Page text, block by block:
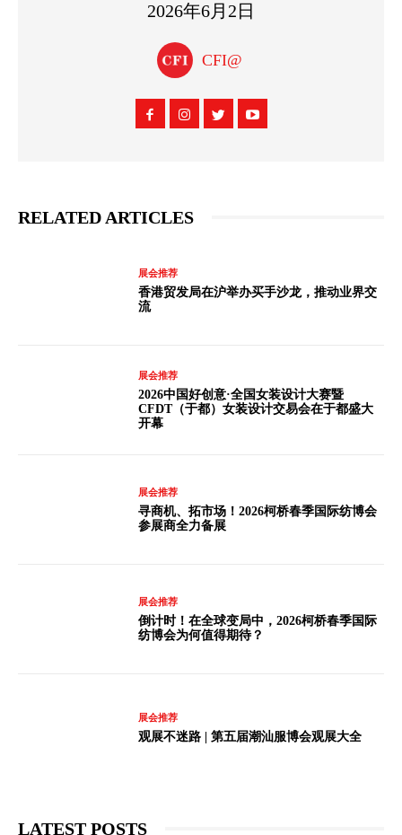
2026年6月2日
CFI@
RELATED ARTICLES
展会推荐
香港贸发局在沪举办买手沙龙，推动业界交
流
展会推荐
2026中国好创意·全国女装设计大赛暨
CFDT（于都）女装设计交易会在于都盛大
开幕
展会推荐
寻商机、拓市场！2026柯桥春季国际纺博会
参展商全力备展
展会推荐
倒计时！在全球变局中，2026柯桥春季国际
纺博会为何值得期待？
展会推荐
观展不迷路 | 第五届潮汕服博会观展大全
LATEST POSTS